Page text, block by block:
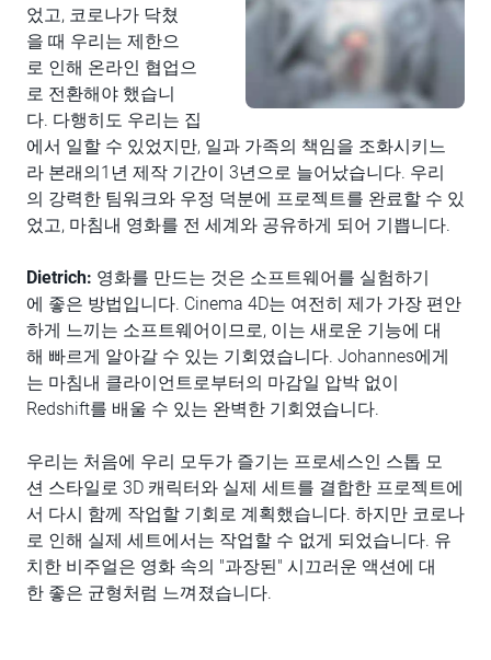
었고, 코로나가 닥쳤
을 때 우리는 제한으
로 인해 온라인 협업으
로 전환해야 했습니
다. 다행히도 우리는 집
에서 일할 수 있었지만, 일과 가족의 책임을 조화시키느
라 본래의1년 제작 기간이 3년으로 늘어났습니다. 우리
의 강력한 팀워크와 우정 덕분에 프로젝트를 완료할 수 있
었고, 마침내 영화를 전 세계와 공유하게 되어 기쁩니다.
Dietrich: 영화를 만드는 것은 소프트웨어를 실험하기
에 좋은 방법입니다. Cinema 4D는 여전히 제가 가장 편안
하게 느끼는 소프트웨어이므로, 이는 새로운 기능에 대
해 빠르게 알아갈 수 있는 기회였습니다. Johannes에게
는 마침내 클라이언트로부터의 마감일 압박 없이
Redshift를 배울 수 있는 완벽한 기회였습니다.
우리는 처음에 우리 모두가 즐기는 프로세스인 스톱 모
션 스타일로 3D 캐릭터와 실제 세트를 결합한 프로젝트에
서 다시 함께 작업할 기회로 계획했습니다. 하지만 코로나
로 인해 실제 세트에서는 작업할 수 없게 되었습니다. 유
치한 비주얼은 영화 속의 "과장된" 시끄러운 액션에 대
한 좋은 균형처럼 느껴졌습니다.